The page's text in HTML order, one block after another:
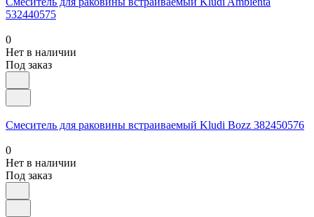
532440575
0
Нет в наличии
Под заказ
Смеситель для раковины встраиваемый Kludi Bozz 382450576
0
Нет в наличии
Под заказ